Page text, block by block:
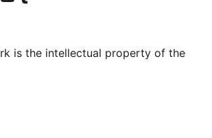
is the intellectual property of the